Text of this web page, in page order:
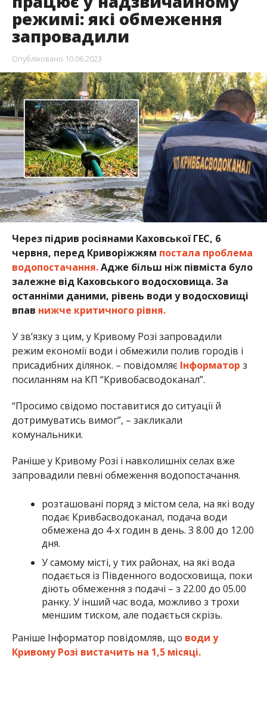
режимі: які обмеження
запровадили
Опубліковано 10.06.2023
Через підрив росіянами Каховської ГЕС, 6
червня, перед Криворіжжям постала проблема
водопостачання.Адже більш ніж півміста було
залежне від Каховського водосховища. За
останніми даними, рівень води у водосховищі
впав нижче критичного рівня.
У зв’язку з цим, у Кривому Розі запровадили
режим економії води і обмежили полив городів і
присадибних ділянок. – повідомляє Інформатор з
посиланням на КП “Кривобасводоканал”.
“Просимо свідомо поставитися до ситуації й
дотримуватись вимог”, – закликали
комунальники.
Раніше у Кривому Розі і навколишніх селах вже
запровадили певні обмеження водопостачання.
розташовані поряд з містом села, на які воду
подає Кривбасводоканал, подача води
обмежена до 4-х годин в день. З 8.00 до 12.00
дня.
У самому місті, у тих районах, на які вода
подається із Південного водосховища, поки
діють обмеження з подачі – з 22.00 до 05.00
ранку. У інший час вода, можливо з трохи
меншим тиском, але подається скрізь.
Раніше Інформатор повідомляв, що води у
Кривому Розі вистачить на 1,5 місяці.